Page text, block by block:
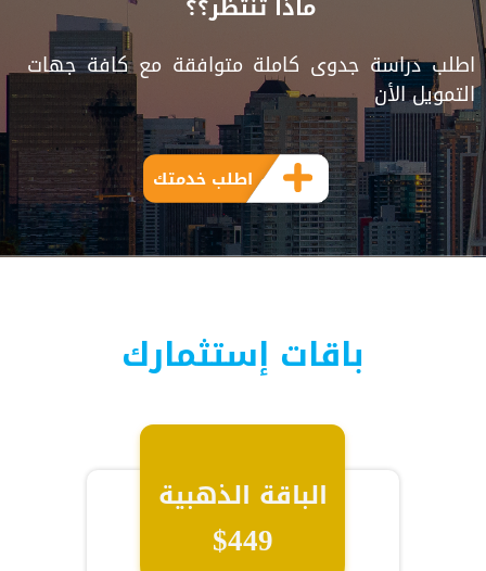
اطلب دراسة جدوى كاملة متوافقة مع كافة جهات
التمويل الأن
اطلب خدمتك
باقات إستثمارك
الباقة الذهبية
$449